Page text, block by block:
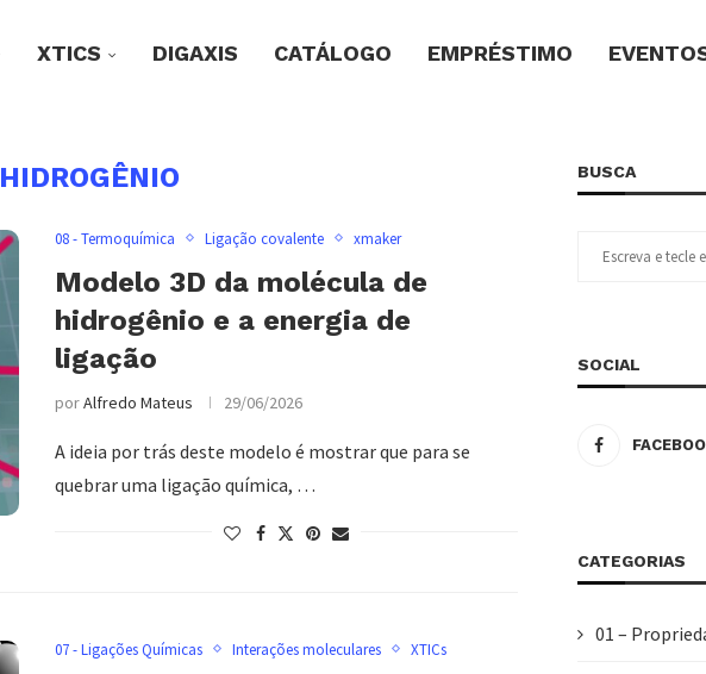
XTICS DIGAXIS CATÁLOGO EMPRÉSTIMO
HIDROGÊNIO
08 - Termoquímica Ligação covalente xmaker
Modelo 3D da molécula de
hidrogênio e a energia de
ligação
porAlfredo Mateus 29/06/2026
A ideia por trás deste modelo é mostrar que para se
quebrar uma ligação química, …
07 - Ligações Químicas Interações moleculares XTICs
BUSCA
SOCIAL
CATEGORIAS
01 –